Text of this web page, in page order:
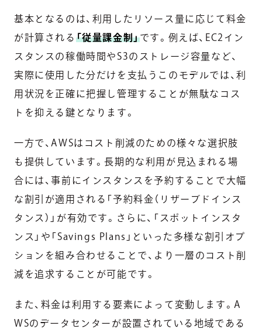
基本となるのは、利用したリソース量に応じて料金
が計算される 「従量課金制」です。例えば、EC2イン
スタンスの稼働時間やS3のストレージ容量など、
実際に使用した分だけを支払うこのモデルでは、利
用状況を正確に把握し管理することが無駄なコス
トを抑える鍵となります。
一方で、AWSはコスト削減のための様々な選択肢
も提供しています。長期的な利用が見込まれる場
合には、事前にインスタンスを予約することで大幅
な割引が適用される「予約料金（リザーブドインス
タンス）」が有効です。さらに、「スポットインスタ
ンス」や「Savings Plans」といった多様な割引オプ
ションを組み合わせることで、より一層のコスト削
減を追求することが可能です。
また、料金は利用する要素によって変動します。A
WSのデータセンターが設置されている地域である